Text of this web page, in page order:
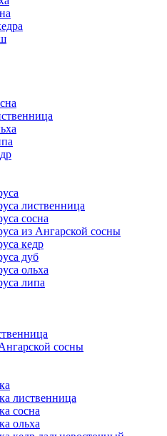
лиственница
сосна
из Ангарской сосны
кедр
дуб
ольха
липа
сосны
лиственница
сосна
ольха